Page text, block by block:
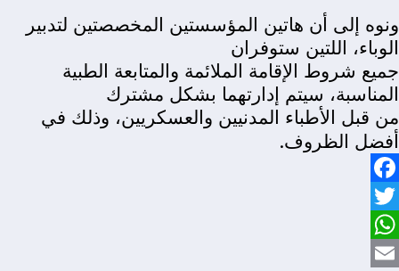
ونوه إلى أن هاتين المؤسستين المخصصتين لتدبير
الوباء، اللتين ستوفران
جميع شروط الإقامة الملائمة والمتابعة الطبية
المناسبة، سيتم إدارتهما بشكل مشترك
من قبل الأطباء المدنيين والعسكريين، وذلك في
أفضل الظروف.
Facebook
Twitter
WhatsApp